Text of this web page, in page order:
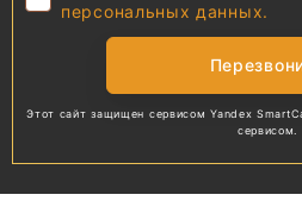
персональных данных.
Этот сайт защищен сервисом Yandex
сервисом.